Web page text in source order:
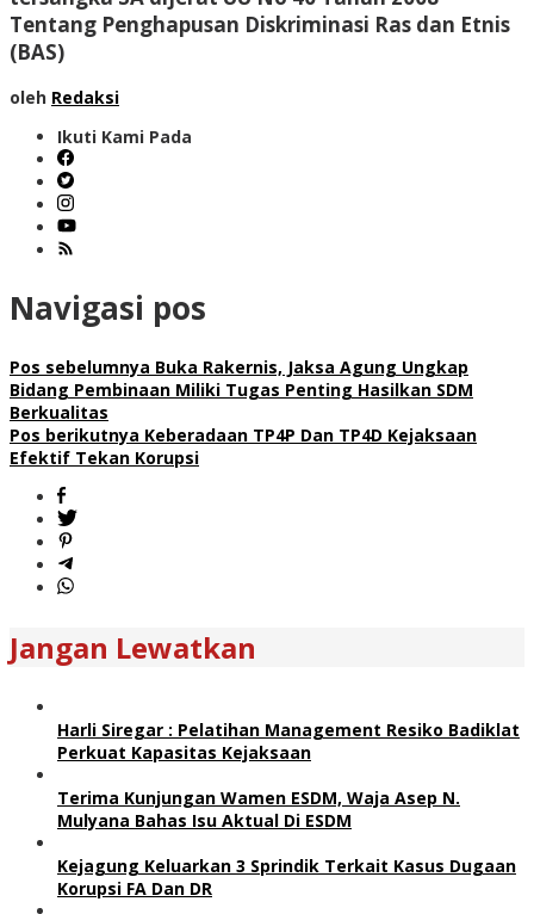
Tentang Penghapusan Diskriminasi Ras dan Etnis
(BAS)
oleh Redaksi
Ikuti Kami Pada
Navigasi pos
Pos sebelumnya Buka Rakernis, Jaksa Agung Ungkap
Bidang Pembinaan Miliki Tugas Penting Hasilkan SDM
Berkualitas
Pos berikutnya Keberadaan TP4P Dan TP4D Kejaksaan
Efektif Tekan Korupsi
Jangan Lewatkan
Harli Siregar : Pelatihan Management Resiko Badiklat
Perkuat Kapasitas Kejaksaan
Terima Kunjungan Wamen ESDM, Waja Asep N.
Mulyana Bahas Isu Aktual Di ESDM
Kejagung Keluarkan 3 Sprindik Terkait Kasus Dugaan
Korupsi FA Dan DR